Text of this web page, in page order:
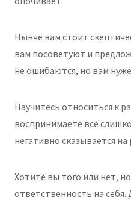
Нынче вам стоит
вам посоветуют и
не ошибаются, но вам
Научитесь относиться к
воспринимаете все
негативно сказывается
Хотите вы того или нет,
ответственность на